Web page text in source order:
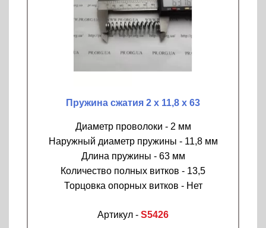
Пружина сжатия 2 х 11,8 х 63
Диаметр проволоки - 2 мм
Наружный диаметр пружины - 11,8 мм
Длина пружины - 63 мм
Количество полных витков - 13,5
Торцовка опорных витков - Нет
Артикул - S5426